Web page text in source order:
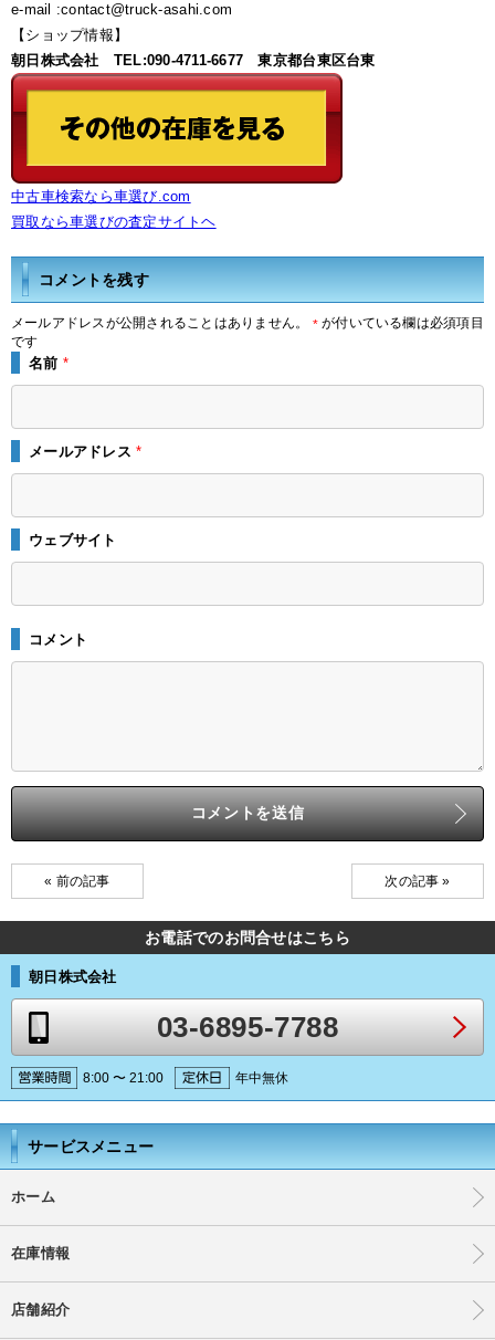
e-mail :contact@truck-asahi.com
【ショップ情報】
朝日株式会社 TEL:090-4711-6677 東京都台東区台東
中古車検索なら車選び.com
買取なら車選びの査定サイトヘ
コメントを残す
メールアドレスが公開されることはありません。 *が付いている欄は必須項目
です
名前 *
メールアドレス*
ウェブサイト
コメント
« 前の記事 次の記事 »
お電話でのお問合せはこちら
朝日株式会社
03-6895-7788
8:00 〜 21:00 年中無休
サービスメニュー
ホーム
在庫情報
店舗紹介